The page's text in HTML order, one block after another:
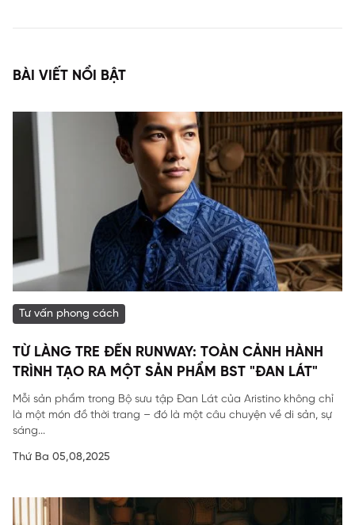
BÀI VIẾT NỔI BẬT
Tư vấn phong cách
TỪ LÀNG TRE ĐẾN RUNWAY: TOÀN CẢNH HÀNH
TRÌNH TẠO RA MỘT SẢN PHẨM BST "ĐAN LÁT"
Mỗi sản phẩm trong Bộ sưu tập Đan Lát của Aristino không chỉ
là một món đồ thời trang – đó là một câu chuyện về di sản, sự
sáng...
Thứ Ba 05,08,2025